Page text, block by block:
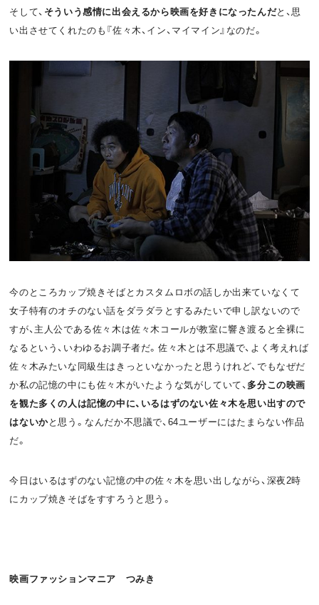
そして、 そういう感情に出会えるから映画を好きになったんだと、思
い出させてくれたのも『佐々木、イン、マイマイン』なのだ。
今のところカップ焼きそばとカスタムロボの話しか出来ていなくて
女子特有のオチのない話をダラダラとするみたいで申し訳ないので
すが、主人公である佐々木は佐々木コールが教室に響き渡ると全裸に
なるという、いわゆるお調子者だ。佐々木とは不思議で、よく考えれば
佐々木みたいな同級生はきっといなかったと思うけれど、でもなぜだ
か私の記憶の中にも佐々木がいたような気がしていて、 多分この映画
を観た多くの人は記憶の中に、いるはずのない佐々木を思い出すので
はないかと思う。なんだか不思議で、64ユーザーにはたまらない作品
だ。
今日はいるはずのない記憶の中の佐々木を思い出しながら、深夜2時
にカップ焼きそばをすすろうと思う。
映画ファッションマニア つみき